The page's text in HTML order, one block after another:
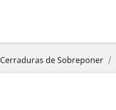
Cerraduras de Sobreponer